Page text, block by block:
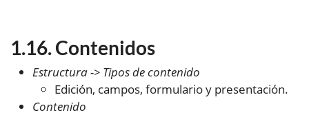
Contenidos
Estructura -> Tipos de contenido
Edición, campos, formulario y presentación.
Contenido